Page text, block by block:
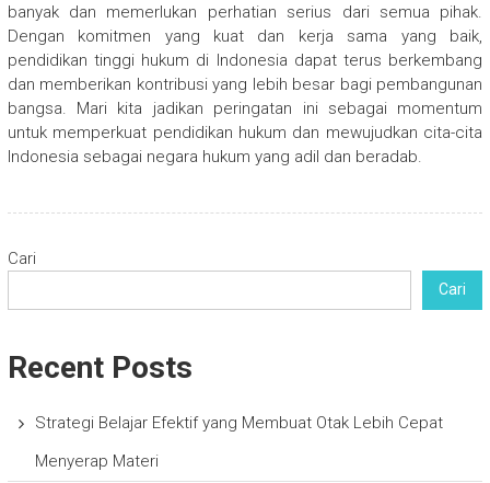
banyak dan memerlukan perhatian serius dari semua pihak.
Dengan komitmen yang kuat dan kerja sama yang baik,
pendidikan tinggi hukum di Indonesia dapat terus berkembang
dan memberikan kontribusi yang lebih besar bagi pembangunan
bangsa. Mari kita jadikan peringatan ini sebagai momentum
untuk memperkuat pendidikan hukum dan mewujudkan cita-cita
Indonesia sebagai negara hukum yang adil dan beradab.
Cari
Cari
Recent Posts
Strategi Belajar Efektif yang Membuat Otak Lebih Cepat
Menyerap Materi